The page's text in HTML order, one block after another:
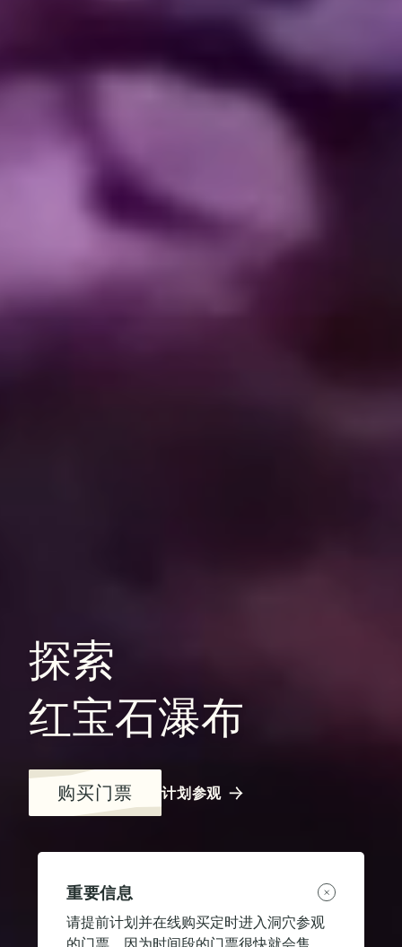
探索
红宝石瀑布
购买门票 计划参观
重要信息
请提前计划并在线购买定时进入洞穴参观
的门票，因为时间段的门票很快就会售